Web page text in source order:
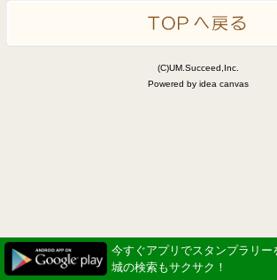
(C)UM.Succeed,Inc.
Powered by idea canvas
今すぐアプリでスタンプラリー
城の検索もサクサク！